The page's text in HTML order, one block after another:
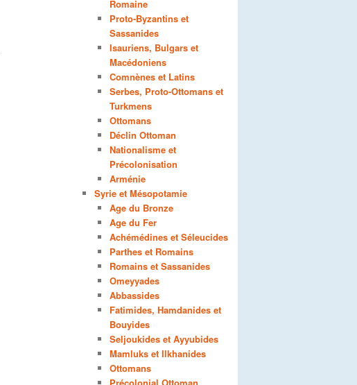
Romaine
Proto-Byzantins et
Sassanides
Isauriens, Bulgars et
Macédoniens
Comnènes et Latins
Serbes, Proto-Ottomans et
Turkmens
Ottomans
Déclin Ottoman
Nationalisme et
Précolonisation
Arménie
Syrie et Mésopotamie
Age du Bronze
Age du Fer
Achémédines et Séleucides
Parthes et Romains
Romains et Sassanides
Omeyyades
Abbassides
Fatimides, Hamdanides et
Bouyides
Seljoukides et Ayyubides
Mamluks et Ilkhanides
Ottomans